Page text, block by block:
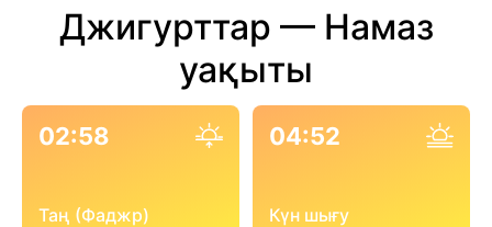
Джигурттар — Намаз
уақыты
02:58
Таң (Фаджр)
04:52
Күн шығу